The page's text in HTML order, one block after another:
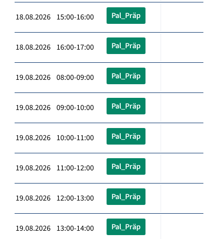
18.08.2026 15:00-16:00 Pal_Präp
18.08.2026 16:00-17:00 Pal_Präp
19.08.2026 08:00-09:00 Pal_Präp
19.08.2026 09:00-10:00 Pal_Präp
19.08.2026 10:00-11:00 Pal_Präp
19.08.2026 11:00-12:00 Pal_Präp
19.08.2026 12:00-13:00 Pal_Präp
19.08.2026 13:00-14:00 Pal_Präp